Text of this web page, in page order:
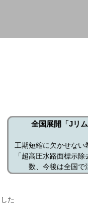
全国展開「Jリム
工期短縮に欠かせない
「超高圧水路面標示
数、今後は全国で
た